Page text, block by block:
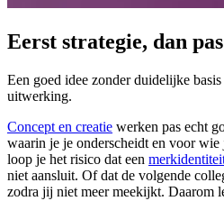
Eerst strategie, dan pas
Een goed idee zonder duidelijke
uitwerking.
Concept en creatie werken pas echt
waarin je je onderscheidt en voor wie
loop je het risico dat een
niet aansluit. Of dat de volgende
zodra jij niet meer meekijkt. Daarom